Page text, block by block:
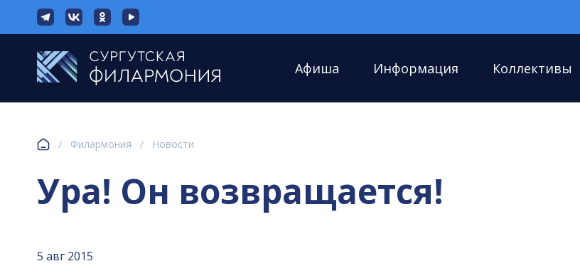
Афиша Информация Коллективы
/ Филармония / Новости
Ура! Он возвращается!
5 авг 2015